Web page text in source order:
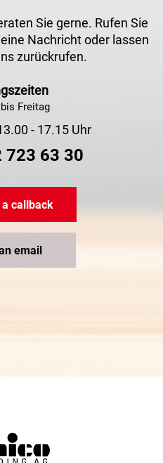
Sie gerne. Rufen Sie
Nachricht oder lassen
zurückrufen.
Freitag
- 17.15 Uhr
723 63 30
a callback
email